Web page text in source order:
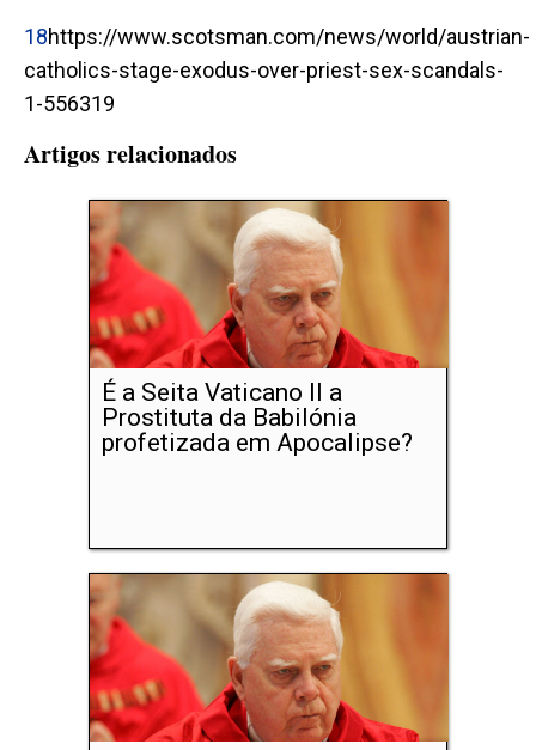
18https://www.scotsman.com/news/world/austrian-
catholics-stage-exodus-over-priest-sex-scandals-
1-556319
Artigos relacionados
É a Seita Vaticano II a
Prostituta da Babilónia
profetizada em Apocalipse?